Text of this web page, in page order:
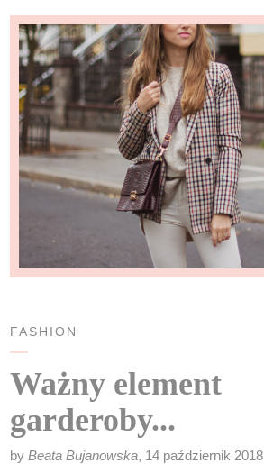
FASHION
Ważny element
garderoby...
byBeata Bujanowska, 14 październik 2018